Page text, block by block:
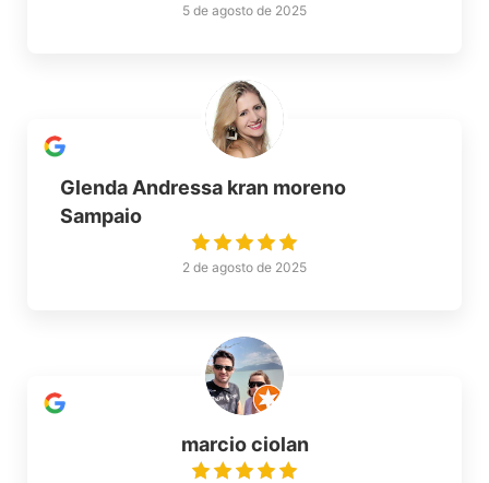
5 de agosto de 2025
Glenda Andressa kran moreno
Sampaio
2 de agosto de 2025
marcio ciolan